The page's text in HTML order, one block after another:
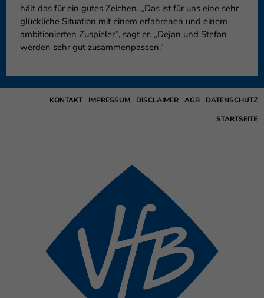
hält das für ein gutes Zeichen. „Das ist für uns eine sehr
glückliche Situation mit einem erfahrenen und einem
ambitionierten Zuspieler“, sagt er. „Dejan und Stefan
werden sehr gut zusammenpassen.“
DATENSCHUTZ
AGB
DISCLAIMER
IMPRESSUM
KONTAKT
STARTSEITE